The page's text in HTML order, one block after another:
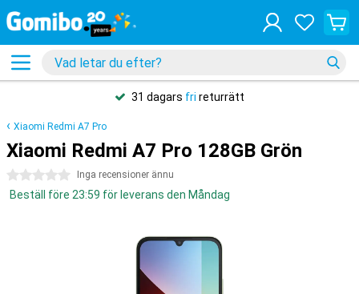
31 dagars fri returrätt
Xiaomi Redmi A7 Pro
Xiaomi Redmi A7 Pro 128GB Grön
0 stjärnor Inga recensioner ännu
Beställ före 23:59 för leverans den Måndag